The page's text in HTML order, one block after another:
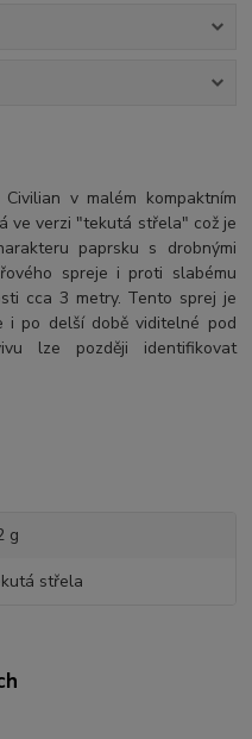
v malém kompaktním
ve verzi "tekutá střela" což je
paprsku s drobnými
spreje i proti slabému
cca 3 metry. Tento sprej je
i po delší době viditelné pod
lze později identifikovat
g
střela